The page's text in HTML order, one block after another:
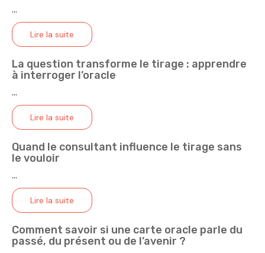
...
Lire la suite
La question transforme le tirage : apprendre
à interroger l’oracle
...
Lire la suite
Quand le consultant influence le tirage sans
le vouloir
...
Lire la suite
Comment savoir si une carte oracle parle du
passé, du présent ou de l’avenir ?